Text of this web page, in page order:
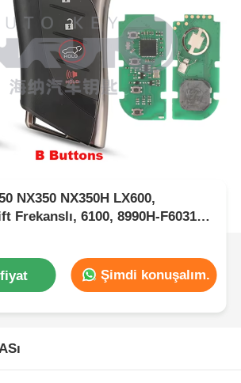
NX350 NX350H LX600,
Frekanslı, 6100, 8990H-F6031
4 Düğme Akıllı Uzaktan Anahtar
Şimdi konuşalım.